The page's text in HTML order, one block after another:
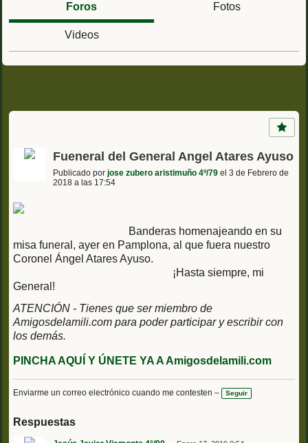
Foros Fotos
Videos
Fueneral del General Angel Atares Ayuso
Publicado por jose zubero aristimuño 4º/79 el 3 de Febrero de
2018 a las 17:54
Banderas homenajeando en su
misa funeral, ayer en Pamplona, al que fuera nuestro
Coronel Ángel Atares Ayuso.
¡Hasta siempre, mi
General!
ATENCIÓN - Tienes que ser miembro de
Amigosdelamili.com para poder participar y escribir con
los demás.
PINCHA AQUÍ Y ÚNETE YA A Amigosdelamili.com
Enviarme un correo electrónico cuando me contesten – Seguir
Respuestas